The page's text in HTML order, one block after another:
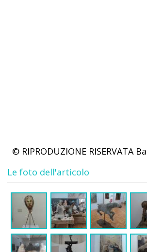
© RIPRODUZIONE RISERVATA
Le foto dell'articolo